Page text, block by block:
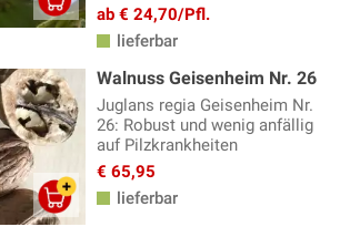
ab € 24,70/Pfl.
lieferbar
Walnuss Geisenheim Nr. 26
Juglans regia Geisenheim Nr.
26: Robust und wenig anfällig
auf Pilzkrankheiten
€ 65,95
lieferbar